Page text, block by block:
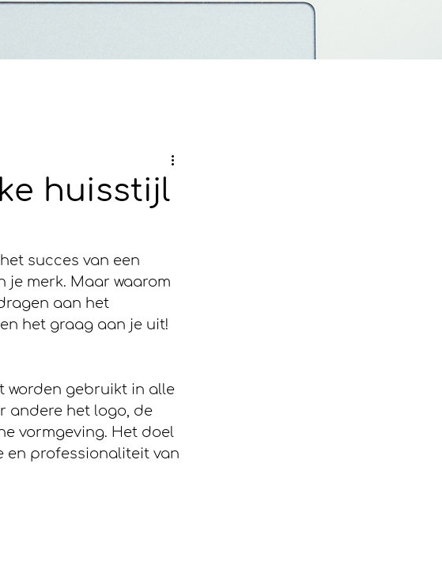
huisstijl
succes van een
je merk. Maar waarom
aan het
het graag aan je uit!
worden gebruikt in alle
andere het logo, de
vormgeving. Het doel
en professionaliteit van